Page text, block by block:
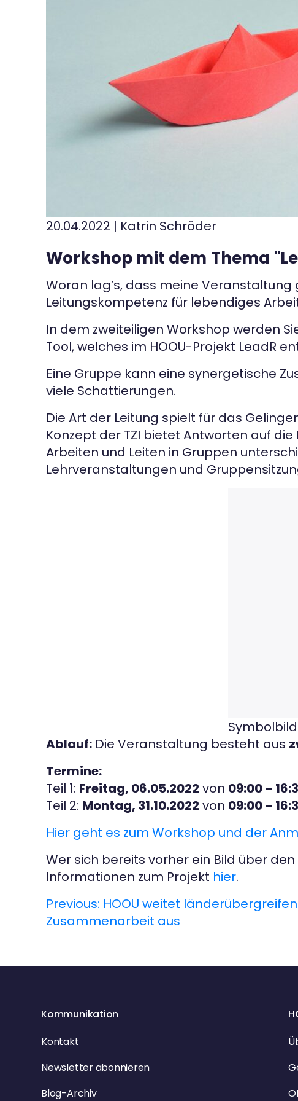
20.04.2022 | Katrin Schröder
Workshop mit dem Thema
Woran lag’s, dass meine
Leitungskompetenz für lebendiges
In dem zweiteiligen Workshop werden
Tool, welches im HOOU-Projekt LeadR
Eine Gruppe kann eine synergetische
viele Schattierungen.
Die Art der Leitung spielt für das
Konzept der TZI bietet Antworten auf
Arbeiten und Leiten in Gruppen
Lehrveranstaltungen und
Ablauf: Die Veranstaltung besteht aus
Termine:
Teil 1: Freitag, 06.05.2022 von 09:00 –
Teil 2: Montag, 31.10.2022 von 09:00 –
Hier geht es zum Workshop und der
Wer sich bereits vorher ein Bild über
Informationen zum Projekt hier.
B
i
r
a
g
Previous: HOOU weitet
Zusammenarbeit aus
Kommunikation
Kontakt
Newsletter abonnieren
Blog-Archiv